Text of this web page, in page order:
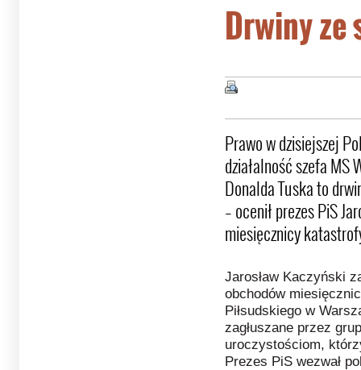
Drwiny ze
Prawo w dzisiejszej
działalność szefa MS
Donalda Tuska to
– ocenił prezes PiS
miesięcznicy
Jarosław Kaczyński
obchodów
Piłsudskiego w
zagłuszane przez
uroczystościom,
Prezes PiS wezwał